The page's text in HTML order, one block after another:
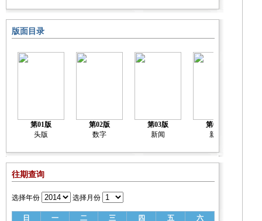
版面目录
第01版
头版
第02版
数字
第03版
新闻
第04版
新闻
往期查询
选择年份 选择月份
日 一 二 三 四 五 六